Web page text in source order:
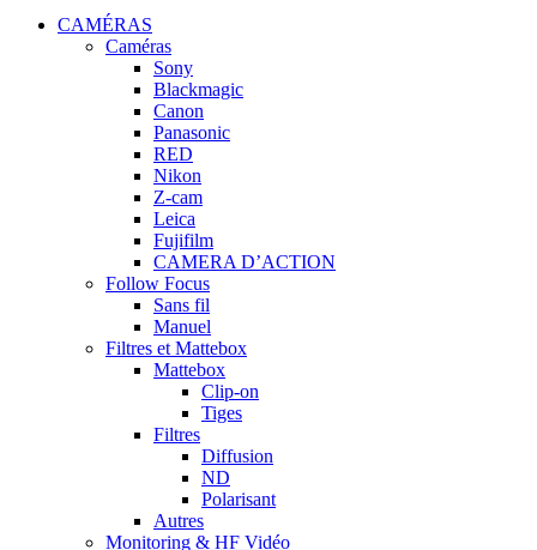
CAMÉRAS
Caméras
Sony
Blackmagic
Canon
Panasonic
RED
Nikon
Z-cam
Leica
Fujifilm
CAMERA D’ACTION
Follow Focus
Sans fil
Manuel
Filtres et Mattebox
Mattebox
Clip-on
Tiges
Filtres
Diffusion
ND
Polarisant
Autres
Monitoring & HF Vidéo